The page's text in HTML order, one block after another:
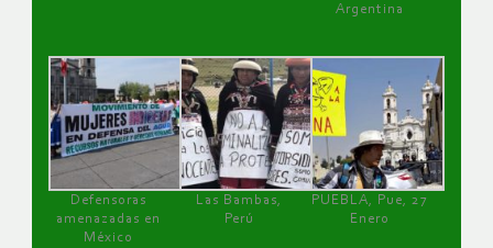
Argentina
Defensoras
amenazadas en
México
Las Bambas,
Perú
PUEBLA, Pue, 27
Enero